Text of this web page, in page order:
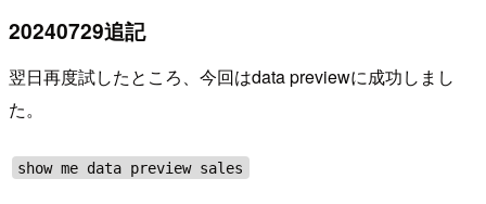
20240729追記
翌日再度試したところ、今回はdata previewに成功しまし
た。
show me data preview sales